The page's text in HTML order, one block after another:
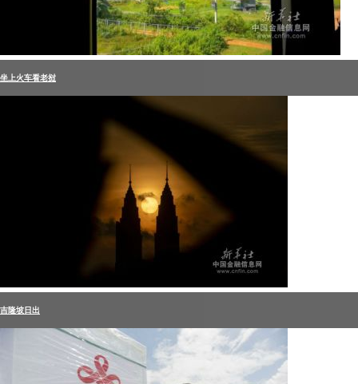
坐上火车看老挝
吉隆坡日出